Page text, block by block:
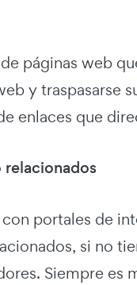
páginas web
y traspasarse
enlaces que
relacionados
portales de
si no
Siempre es